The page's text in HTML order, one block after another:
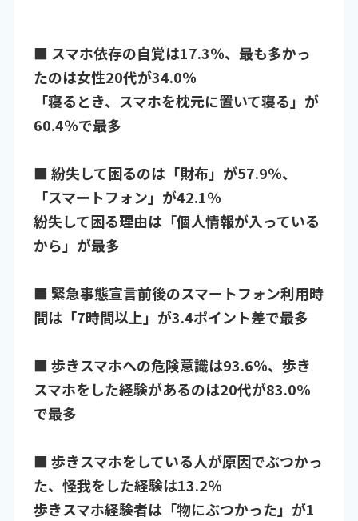
■ スマホ依存の自覚は17.3％、最も多かっ
たのは女性20代が34.0％
「寝るとき、スマホを枕元に置いて寝る」が
60.4％で最多
■ 紛失して困るのは「財布」が57.9％、
「スマートフォン」が42.1％
紛失して困る理由は「個人情報が入っている
から」が最多
■ 緊急事態宣言前後のスマートフォン利用時
間は「7時間以上」が3.4ポイント差で最多
■ 歩きスマホへの危険意識は93.6％、歩き
スマホをした経験があるのは20代が83.0%
で最多
■ 歩きスマホをしている人が原因でぶつかっ
た、怪我をした経験は13.2％
歩きスマホ経験者は「物にぶつかった」が1